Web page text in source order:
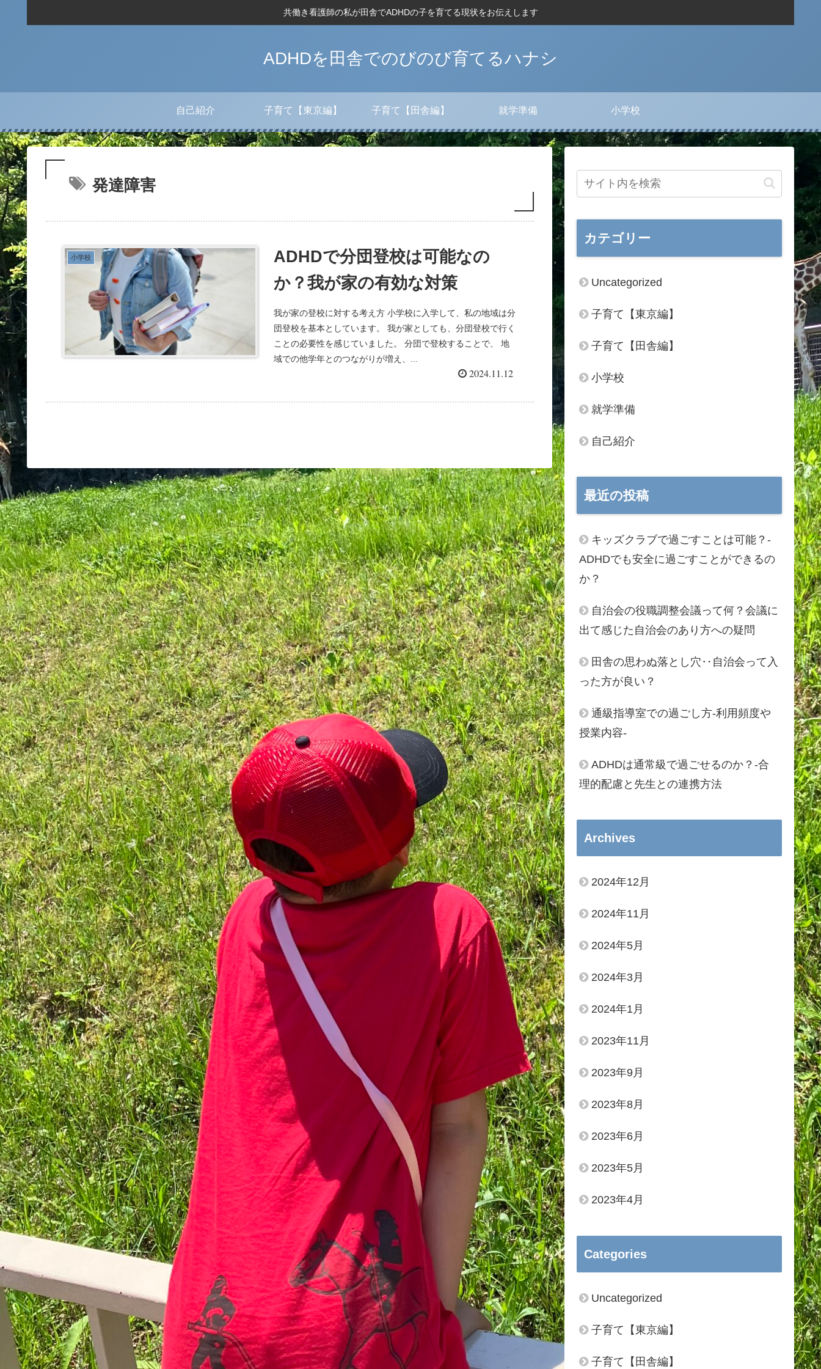
共働き看護師の私が田舎でADHDの子を育てる現状をお伝えします
ADHDを田舎でのびのび育てるハナシ
自己紹介 子育て【東京編】 子育て【田舎編】 就学準備 小学校
発達障害
小学校
ADHDで分団登校は可能なの
か？我が家の有効な対策
我が家の登校に対する考え方 小学校に入学して、私の地域は分
団登校を基本としています。 我が家としても、分団登校で行く
ことの必要性を感じていました。 分団で登校することで、 地
域での他学年とのつながりが増え、...
2024.11.12
カテゴリー
Uncategorized
子育て【東京編】
子育て【田舎編】
小学校
就学準備
自己紹介
最近の投稿
キッズクラブで過ごすことは可能？‐
ADHDでも安全に過ごすことができるの
か？
自治会の役職調整会議って何？会議に
出て感じた自治会のあり方への疑問
田舎の思わぬ落とし穴‥自治会って入
った方が良い？
通級指導室での過ごし方‐利用頻度や
授業内容‐
ADHDは通常級で過ごせるのか？‐合
理的配慮と先生との連携方法
Archives
2024年12月
2024年11月
2024年5月
2024年3月
2024年1月
2023年11月
2023年9月
2023年8月
2023年6月
2023年5月
2023年4月
Categories
Uncategorized
子育て【東京編】
子育て【田舎編】